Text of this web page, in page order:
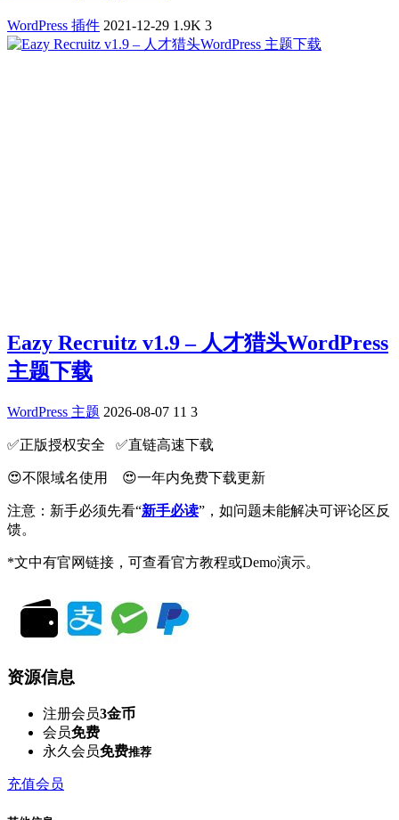
WordPress 插件 2021-12-29 1.9K 3
Eazy Recruitz v1.9 – 人才猎头WordPress
主题下载
WordPress 主题 2026-08-07 11 3
✅️正版授权安全 ✅️直链高速下载
😍不限域名使用 😍一年内免费下载更新
注意：新手必须先看“新手必读”，如问题未能解决可评论区反
馈。
*文中有官网链接，可查看官方教程或Demo演示。
资源信息
注册会员3金币
会员免费
永久会员免费推荐
充值会员